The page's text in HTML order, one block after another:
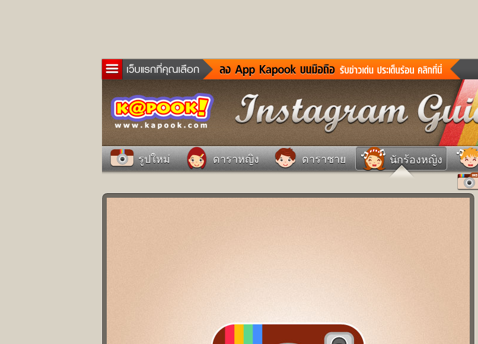
ข่าวด่วน ข่าวสั้น
ละคร
หนังใหม่
เกม
หมากรุกไทย
ดูดวง
ทำนายฝัน
ผู้ชาย
ผลบอล
dictionary
เช็คความเร็วเน็ต
รูปใหม่ ดาราหญิง ดาราชาย นักร้องหญิง